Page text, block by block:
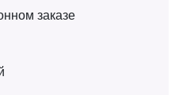
заказе